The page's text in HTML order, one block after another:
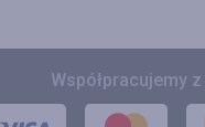
Współpracujemy z